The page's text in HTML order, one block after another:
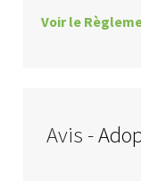
Voir le
Avis -